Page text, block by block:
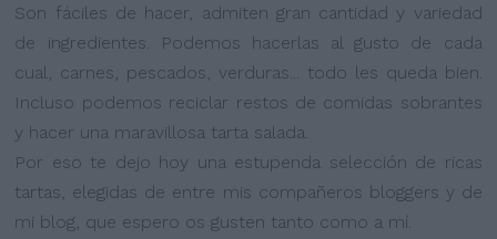
Son fáciles de hacer, admiten gran cantidad y variedad
de ingredientes. Podemos hacerlas al gusto de cada
cual, carnes, pescados, verduras... todo les queda bien.
Incluso podemos reciclar restos de comidas sobrantes
y hacer una maravillosa tarta salada.
Por eso te dejo hoy una estupenda selección de ricas
tartas, elegidas de entre mis compañeros bloggers y de
mi blog, que espero os gusten tanto como a mí.